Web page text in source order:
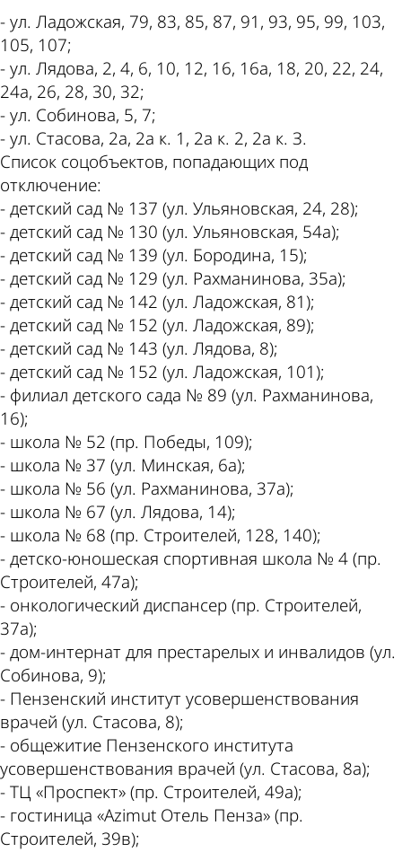
- ул. Ладожская, 79, 83, 85, 87, 91, 93, 95, 99, 103,
105, 107;
- ул. Лядова, 2, 4, 6, 10, 12, 16, 16а, 18, 20, 22, 24,
24а, 26, 28, 30, 32;
- ул. Собинова, 5, 7;
- ул. Стасова, 2а, 2а к. 1, 2а к. 2, 2а к. З.
Список соцобъектов, попадающих под
отключение:
- детский сад № 137 (ул. Ульяновская, 24, 28);
- детский сад № 130 (ул. Ульяновская, 54а);
- детский сад № 139 (ул. Бородина, 15);
- детский сад № 129 (ул. Рахманинова, 35а);
- детский сад № 142 (ул. Ладожская, 81);
- детский сад № 152 (ул. Ладожская, 89);
- детский сад № 143 (ул. Лядова, 8);
- детский сад № 152 (ул. Ладожская, 101);
- филиал детского сада № 89 (ул. Рахманинова,
16);
- школа № 52 (пр. Победы, 109);
- школа № 37 (ул. Минская, 6а);
- школа № 56 (ул. Рахманинова, 37а);
- школа № 67 (ул. Лядова, 14);
- школа № 68 (пр. Строителей, 128, 140);
- детско-юношеская спортивная школа № 4 (пр.
Строителей, 47а);
- онкологический диспансер (пр. Строителей,
37а);
- дом-интернат для престарелых и инвалидов (ул.
Собинова, 9);
- Пензенский институт усовершенствования
врачей (ул. Стасова, 8);
- общежитие Пензенского института
усовершенствования врачей (ул. Стасова, 8а);
- ТЦ «Проспект» (пр. Строителей, 49а);
- гостиница «Azimut Отель Пенза» (пр.
Строителей, 39в);